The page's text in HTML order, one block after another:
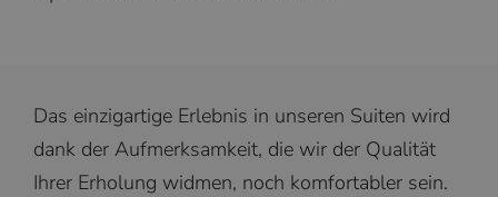
Das einzigartige Erlebnis in unseren Suiten wird
dank der Aufmerksamkeit, die wir der Qualität
Ihrer Erholung widmen, noch komfortabler sein.